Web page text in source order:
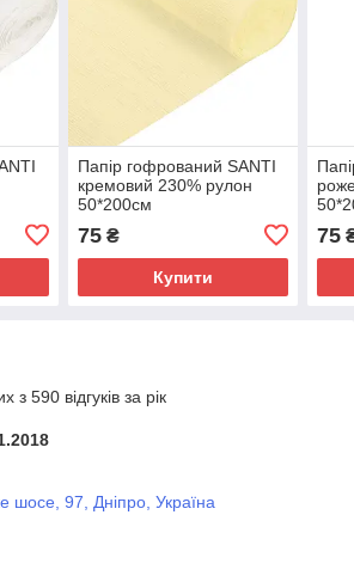
Папір гофрований SANTI
кремовий 230% рулон
50*200см
75₴
Купити
75
з 590 відгуків за рік
шосе, 97, Дніпро, Україна